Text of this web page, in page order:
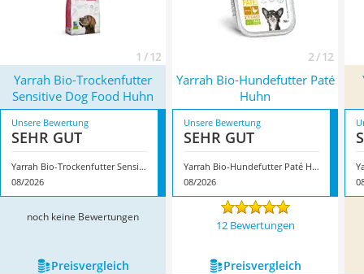
1 / 12 2 / 12
Yarrah Bio-Trockenfutter
Sensitive Dog Food Huhn
Yarrah Bio-Hundefutter Paté
Huhn
Unsere Bewertung
SEHR GUT
Yarrah Bio-Trockenfutter Sensitive Dog Food Huhn
08/2026
Unsere Bewertung
SEHR GUT
Yarrah Bio-Hundefutter Paté Huhn
08/2026
noch keine Bewertungen
12 Bewertungen
Preis­vergleich
Preis­vergleich